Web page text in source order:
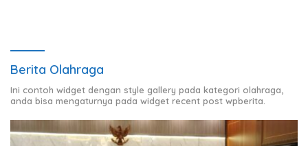
Berita Olahraga
Ini contoh widget dengan style gallery pada kategori olahraga,
anda bisa mengaturnya pada widget recent post wpberita.